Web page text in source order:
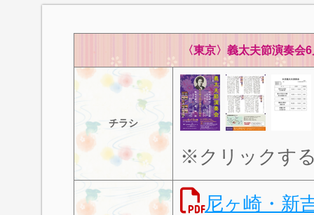
〈東京〉義太夫節演奏
チラシ
※クリックす
尼ヶ崎・新